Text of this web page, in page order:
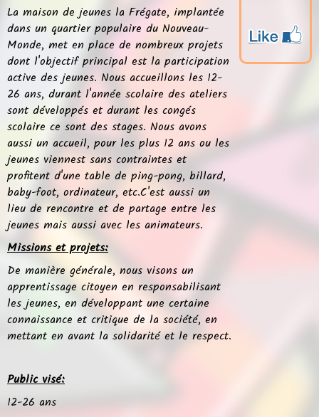
La maison de jeunes la Frégate, implantée
dans un quartier populaire du Nouveau-
Monde, met en place de nombreux projets
dont l'objectif principal est la participation
active des jeunes. Nous accueillons les 12-
26 ans, durant l'année scolaire des ateliers
sont développés et durant les congés
scolaire ce sont des stages. Nous avons
aussi un accueil, pour les plus 12 ans ou les
jeunes viennest sans contraintes et
profitent d'une table de ping-pong, billard,
baby-foot, ordinateur, etc.C'est aussi un
lieu de rencontre et de partage entre les
jeunes mais aussi avec les animateurs.
Missions et projets:
De manière générale, nous visons un
apprentissage citoyen en responsabilisant
les jeunes, en développant une certaine
connaissance et critique de la société, en
mettant en avant la solidarité et le respect.
Public visé:
12-26 ans